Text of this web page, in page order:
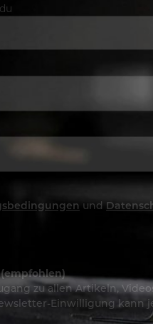
und
zu allen Artikeln,
Einwilligung